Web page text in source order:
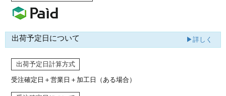
出荷予定日について ▶詳しく
出荷予定日計算方式
受注確定日＋営業日＋加工日（ある場合）